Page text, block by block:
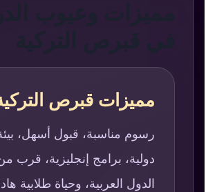
مميزات قبرص
رسوم مناسبة، قبول أسهل،
دولية، برامج إنجليزية، قرب
الدول العربية، وحياة طلابية